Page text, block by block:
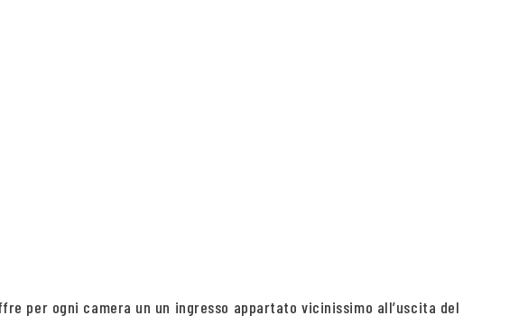
per ogni camera un un ingresso appartato vicinissimo all’uscita del